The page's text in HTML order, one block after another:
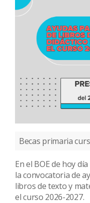
Becas primaria
En el BOE de hoy
la convocatoria de
libros de texto y
el curso 2026-2027.